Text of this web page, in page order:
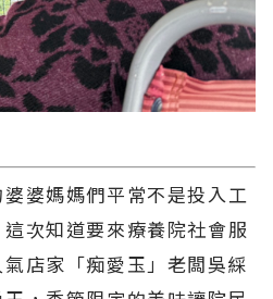
婆媽媽們平常不是投入工
次知道要來療養院社會服
店家「痴愛玉」老闆吳綵